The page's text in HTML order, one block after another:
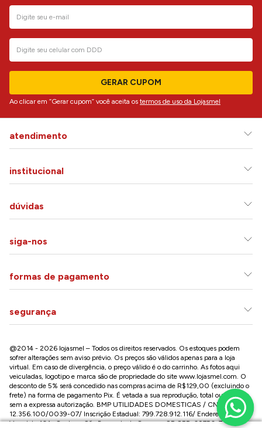
GERAR CUPOM
Ao clicar em “Gerar cupom” você aceita os termos de uso da Lojasmel
atendimento
institucional
dúvidas
siga-nos
formas de pagamento
segurança
@2014 - 2026 lojasmel – Todos os direitos reservados. Os estoques podem
sofrer alterações sem aviso prévio. Os preços são válidos apenas para a loja
virtual. Em caso de divergência, o preço válido é o do carrinho. As fotos aqui
veiculadas, logotipo e marca são de propriedade do site www.lojasmel.com. O
desconto de 5% será concedido nas compras acima de R$129,00 (excluindo o
frete) na forma de pagamento Pix. É vetada a sua reprodução, total ou parcial,
sem a expressa autorização. BMP UTILIDADES DOMESTICAS / CNPJ:
12.356.100/0039-07/ Inscrição Estadual: 799.728.912.116/ Endereço: R José
Versolato,101 , Centro – São Bernardo do Campo - SP CEP: 09750-730